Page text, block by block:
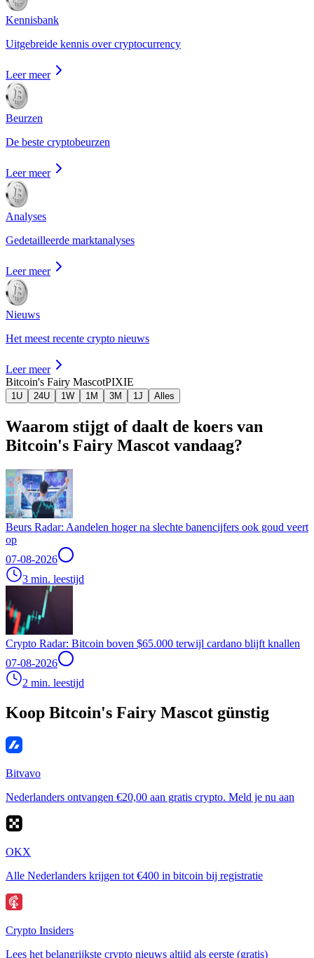
Kennisbank
Uitgebreide kennis over cryptocurrency
Leer meer
Beurzen
De beste cryptobeurzen
Leer meer
Analyses
Gedetailleerde marktanalyses
Leer meer
Nieuws
Het meest recente crypto nieuws
Leer meer
Bitcoin's Fairy MascotPIXIE
1U 24U 1W 1M 3M 1J Alles
Waarom stijgt of daalt de koers van
Bitcoin's Fairy Mascot vandaag?
Beurs Radar: Aandelen hoger na slechte banencijfers ook goud veert
op
07-08-2026
3 min. leestijd
Crypto Radar: Bitcoin boven $65.000 terwijl cardano blijft knallen
07-08-2026
2 min. leestijd
Koop Bitcoin's Fairy Mascot günstig
Bitvavo
Nederlanders ontvangen €20,00 aan gratis crypto. Meld je nu aan
OKX
Alle Nederlanders krijgen tot €400 in bitcoin bij registratie
Crypto Insiders
Lees het belangrijkste crypto nieuws altijd als eerste (gratis)